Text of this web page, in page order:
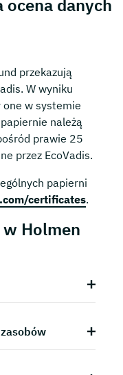
ocena danych
przekazują
W wyniku
one w systemie
należą
prawie 25
przez EcoVadis.
papierni
certificates.
Holmen